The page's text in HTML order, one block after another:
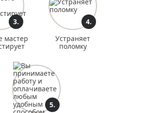
3.
мастер
4.
Устраняет
поломку
5.